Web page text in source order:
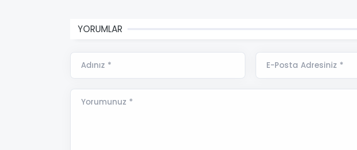
YORUMLAR
Adınız * E-Posta Adresiniz *
Yorumunuz *